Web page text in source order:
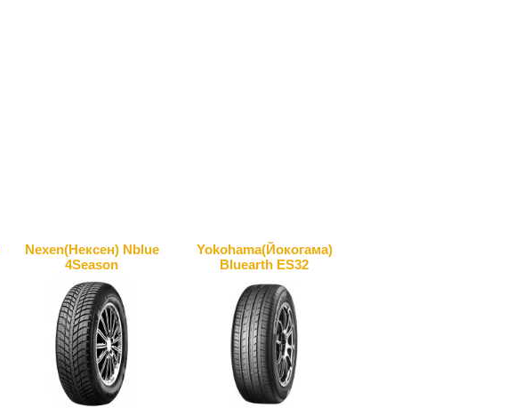
Nexen(Нексен) Nblue
4Season
Yokohama(Йокогама)
Bluearth ES32